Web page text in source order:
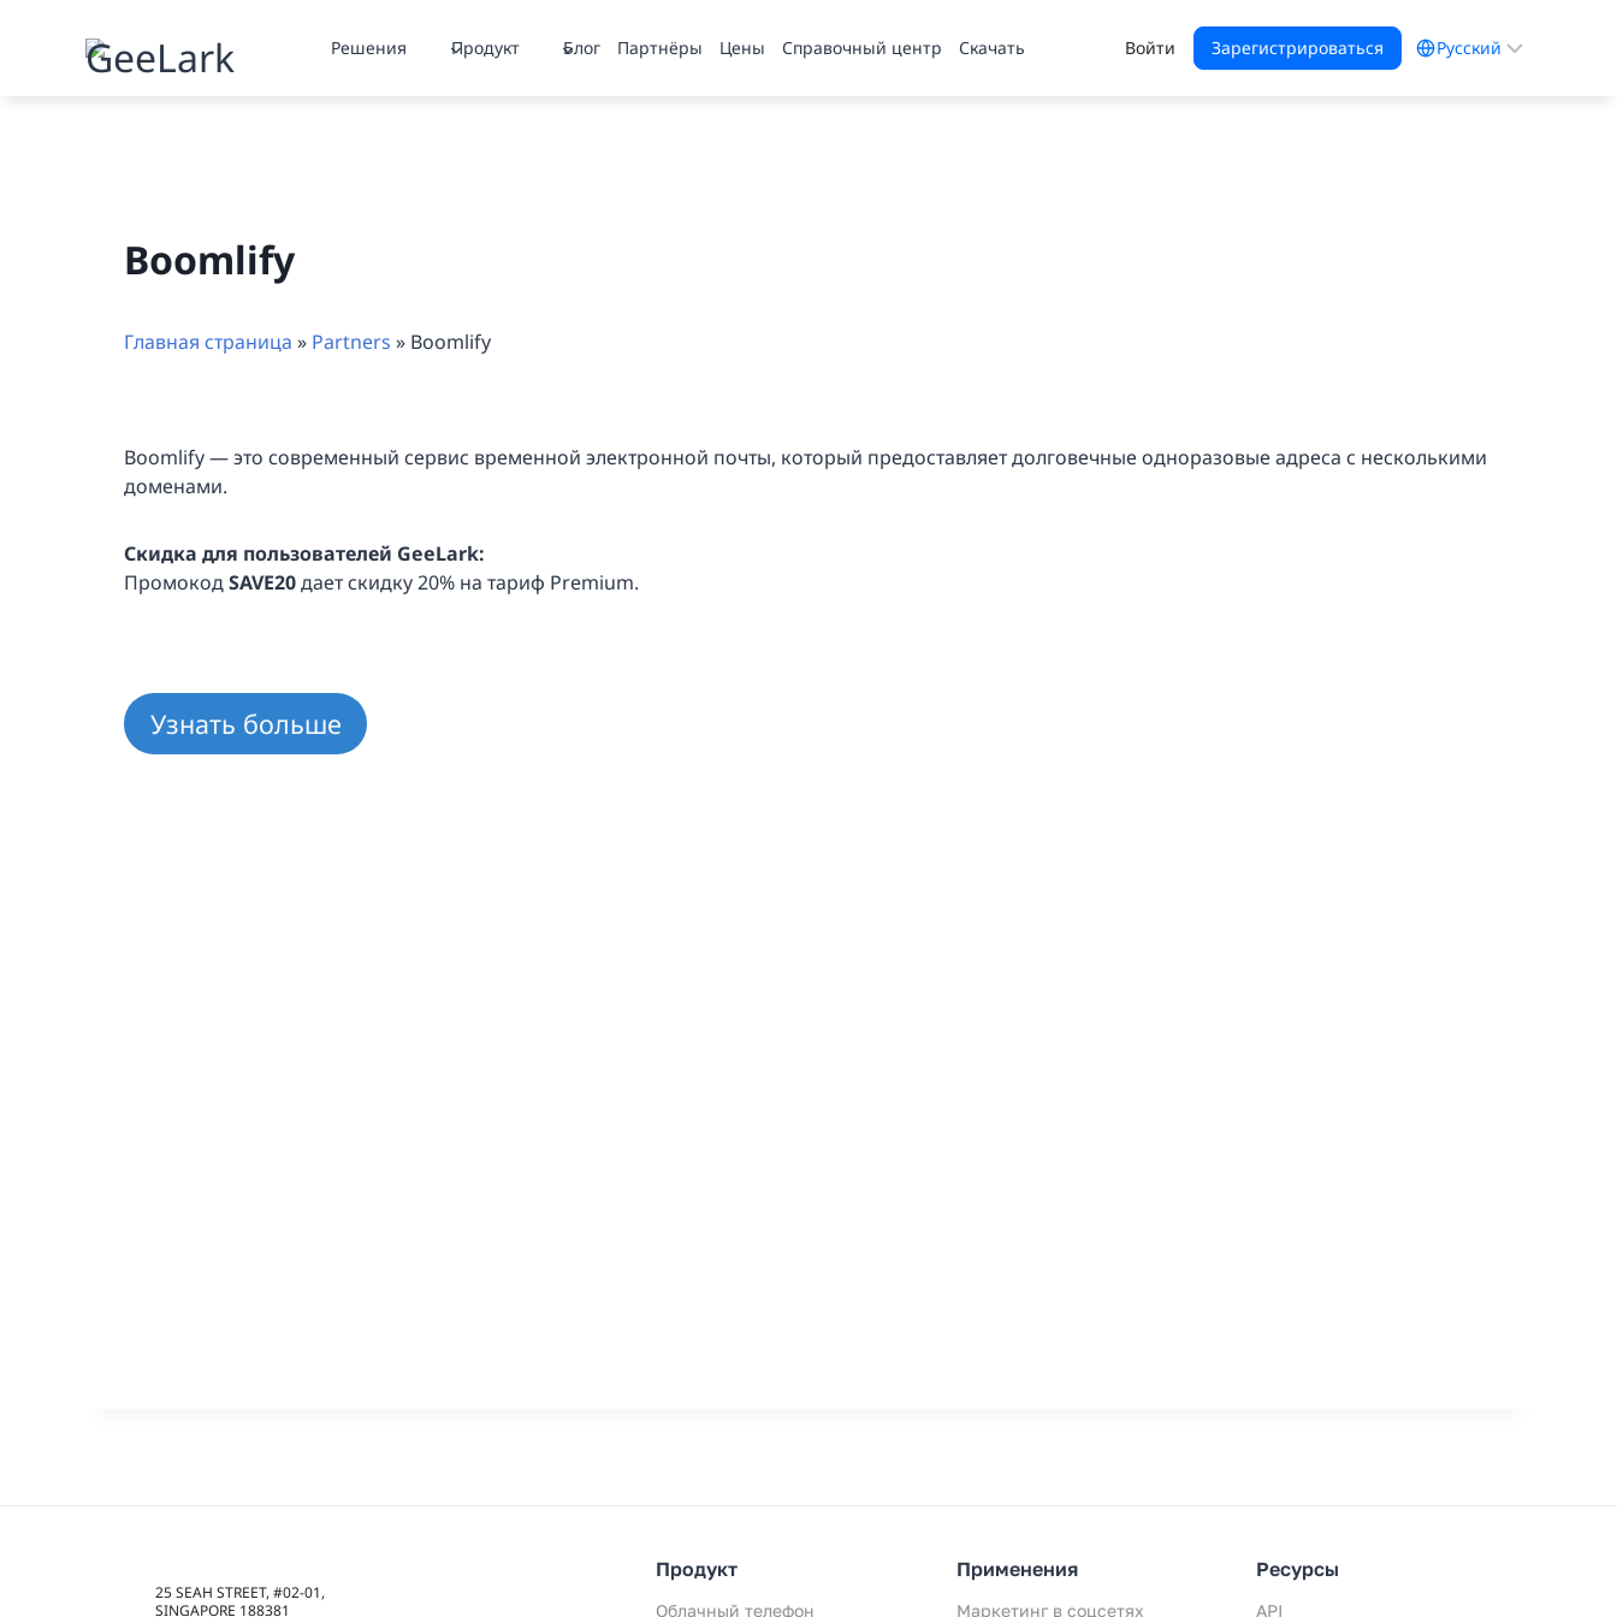
содержимому
Решения Продукт Блог Партнёры Цены Справочный центр Скачать Войти Зарегистрироваться Выбрать
язык
Boomlify
Главная страница » Partners » Boomlify
Boomlify — это современный сервис временной электронной почты, который предоставляет долговечные одноразовые адреса с несколькими
доменами.
Скидка для пользователей GeeLark:
ПромокодSAVE20дает скидку 20% на тариф Premium.
Узнать больше
25 SEAH STREET, #02-01,
SINGAPORE 188381
Продукт
Облачный телефон
Применения
Маркетинг в соцсетях
Ресурсы
API